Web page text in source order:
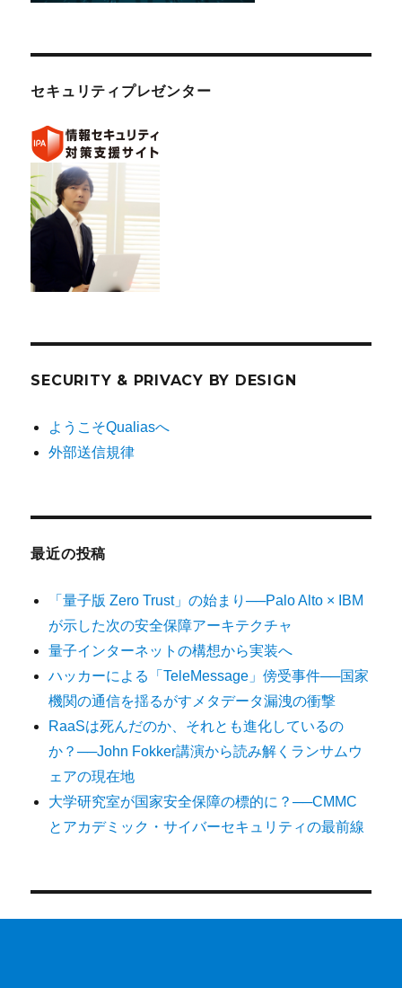
セキュリティプレゼンター
SECURITY & PRIVACY BY DESIGN
ようこそQualiasへ
外部送信規律
最近の投稿
「量子版 Zero Trust」の始まり──Palo Alto × IBM
が示した次の安全保障アーキテクチャ
量子インターネットの構想から実装へ
ハッカーによる「TeleMessage」傍受事件──国家
機関の通信を揺るがすメタデータ漏洩の衝撃
RaaSは死んだのか、それとも進化しているの
か？──John Fokker講演から読み解くランサムウ
ェアの現在地
大学研究室が国家安全保障の標的に？──CMMC
とアカデミック・サイバーセキュリティの最前線